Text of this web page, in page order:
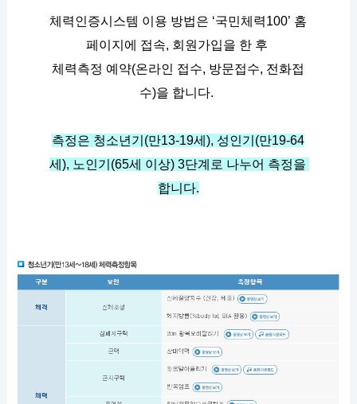
체력인증시스템 이용 방법은 ‘국민체력100’ 홈
페이지에 접속, 회원가입을 한 후
체력측정 예약(온라인 접수, 방문접수, 전화접
수)을 합니다.
측정은 청소년기(만13-19세), 성인기(만19-64
세), 노인기(65세 이상) 3단계로 나누어 측정을
합니다.